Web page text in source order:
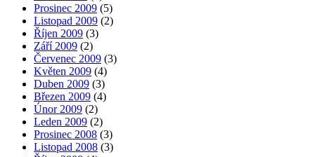
Prosinec 2009 (5)
Listopad 2009 (2)
Říjen 2009 (3)
Září 2009 (2)
Červenec 2009 (3)
Květen 2009 (4)
Duben 2009 (3)
Březen 2009 (4)
Únor 2009 (2)
Leden 2009 (2)
Prosinec 2008 (3)
Listopad 2008 (3)